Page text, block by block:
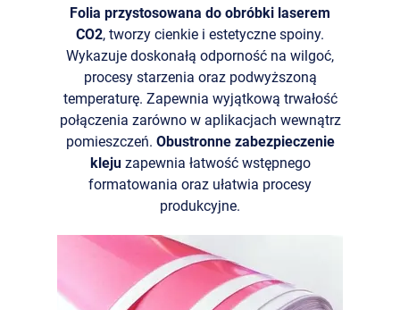
Folia przystosowana do obróbki laserem
CO2, tworzy cienkie i estetyczne spoiny.
Wykazuje doskonałą odporność na wilgoć,
procesy starzenia oraz podwyższoną
temperaturę. Zapewnia wyjątkową trwałość
połączenia zarówno w aplikacjach wewnątrz
pomieszczeń. Obustronne zabezpieczenie
klejuzapewnia łatwość wstępnego
formatowania oraz ułatwia procesy
produkcyjne.